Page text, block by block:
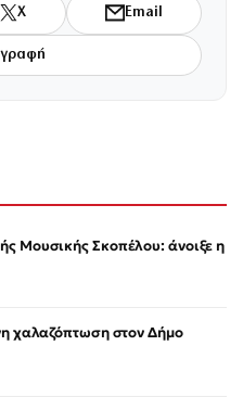
X Email
Μουσικής Σκοπέλου: άνοιξε η
χαλαζόπτωση στον Δήμο